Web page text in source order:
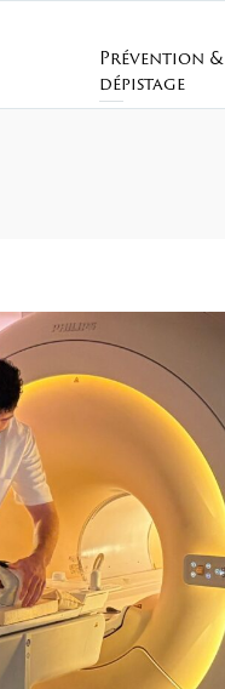
Prévention &
dépistage